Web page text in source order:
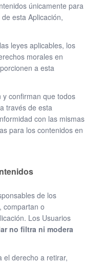
únicamente para
esta Aplicación,
leyes aplicables, los
morales en
a esta
y confirman que todos
través de esta
con las mismas
para los contenidos en
de los
compartan o
Los Usuarios
no filtra ni modera
el derecho a retirar,